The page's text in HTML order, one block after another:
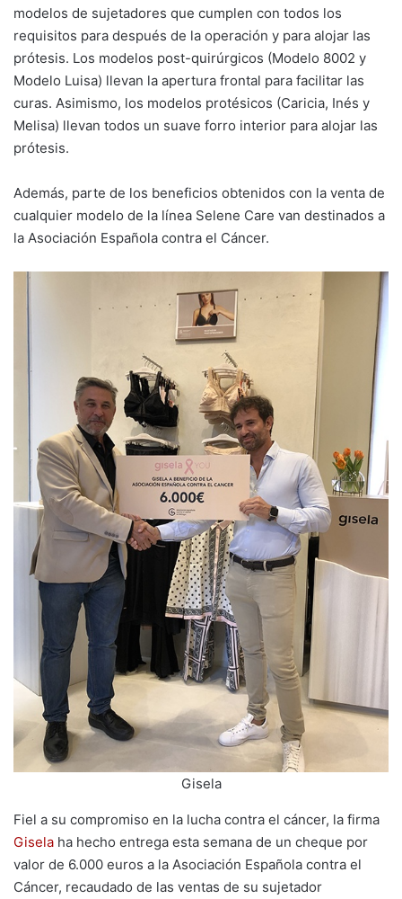
modelos de sujetadores que cumplen con todos los
requisitos para después de la operación y para alojar las
prótesis. Los modelos post-quirúrgicos (Modelo 8002 y
Modelo Luisa) llevan la apertura frontal para facilitar las
curas. Asimismo, los modelos protésicos (Caricia, Inés y
Melisa) llevan todos un suave forro interior para alojar las
prótesis.
Además, parte de los beneficios obtenidos con la venta de
cualquier modelo de la línea Selene Care van destinados a
la Asociación Española contra el Cáncer.
Gisela
Fiel a su compromiso en la lucha contra el cáncer, la firma
Gisela ha hecho entrega esta semana de un cheque por
valor de 6.000 euros a la Asociación Española contra el
Cáncer, recaudado de las ventas de su sujetador